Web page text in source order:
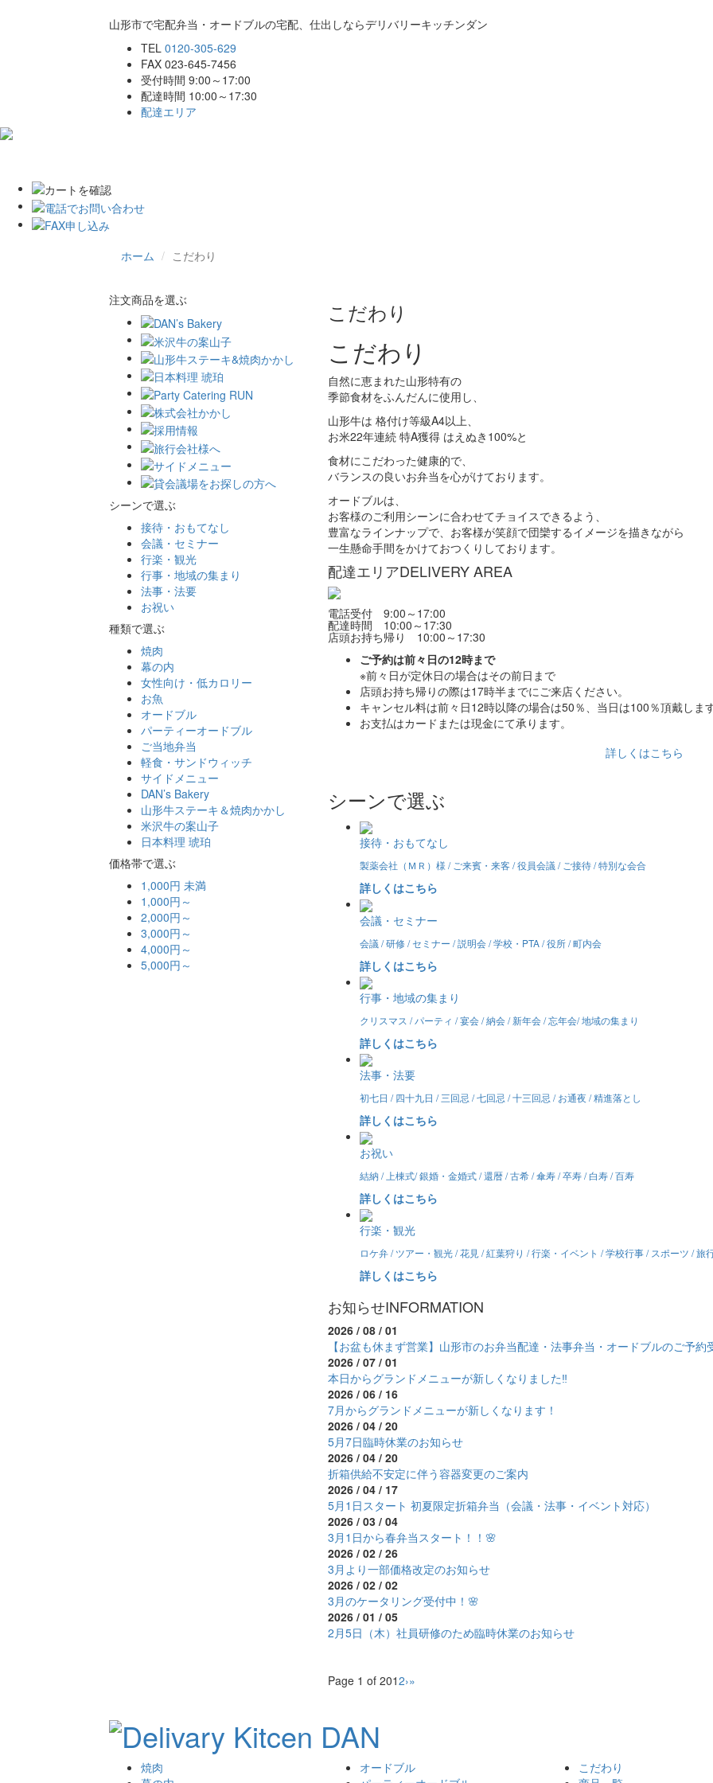
山形市で宅配弁当・オードブルの宅配、仕出しならデリバリーキッチンダン
TEL 0120-305-629
FAX 023-645-7456
受付時間 9:00～17:00
配達時間 10:00～17:30
配達エリア
ホーム こだわり
こだわり
こだわり
自然に恵まれた山形特有の
季節食材をふんだんに使用し、
山形牛は 格付け等級A4以上、
お米22年連続 特A獲得 はえぬき100%と
食材にこだわった健康的で、
バランスの良いお弁当を心がけております。
オードブルは、
お客様のご利用シーンに合わせてチョイスできるよう、
豊富なラインナップで、お客様が笑顔で団欒するイメージを描きながら
一生懸命手間をかけておつくりしております。
配達エリアDELIVERY AREA
電話受付 9:00～17:00
配達時間 10:00～17:30
店頭お持ち帰り 10:00～17:30
ご予約は前々日の12時まで
※前々日が定休日の場合はその前日まで
店頭お持ち帰りの際は17時半までにご来店ください。
キャンセル料は前々日12時以降の場合は50％、当日は100％頂戴しま
お支払はカードまたは現金にて承ります。
詳しくはこちら
シーンで選ぶ
接待・おもてなし
製薬会社（ＭＲ）様 / ご来賓・来客 / 役員会議 / ご接待 / 特別な会合
詳しくはこちら
会議・セミナー
会議 / 研修 / セミナー / 説明会 / 学校・PTA / 役所 / 町内会
詳しくはこちら
行事・地域の集まり
クリスマス / パーティ / 宴会 / 納会 / 新年会 / 忘年会/ 地域の集まり
詳しくはこちら
法事・法要
初七日 / 四十九日 / 三回忌 / 七回忌 / 十三回忌 / お通夜 / 精進落とし
詳しくはこちら
お祝い
結納 / 上棟式/ 銀婚・金婚式 / 還暦 / 古希 / 傘寿 / 卒寿 / 白寿 / 百寿
詳しくはこちら
行楽・観光
ロケ弁 / ツアー・観光 / 花見 / 紅葉狩り / 行楽・イベント / 学校行事 / スポーツ / 旅
詳しくはこちら
お知らせINFORMATION
2026 / 08 / 01
【お盆も休まず営業】山形市のお弁当配達・法事弁当・オードブルのご予約
2026 / 07 / 01
本日からグランドメニューが新しくなりました‼
2026 / 06 / 16
7月からグランドメニューが新しくなります！
2026 / 04 / 20
5月7日臨時休業のお知らせ
2026 / 04 / 20
折箱供給不安定に伴う容器変更のご案内
2026 / 04 / 17
5月1日スタート 初夏限定折箱弁当（会議・法事・イベント対応）
2026 / 03 / 04
3月1日から春弁当スタート！！🌸
2026 / 02 / 26
3月より一部価格改定のお知らせ
2026 / 02 / 02
3月のケータリング受付中！🌸
2026 / 01 / 05
2月5日（木）社員研修のため臨時休業のお知らせ
Page 1 of 2012›»
注文商品を選ぶ
シーンで選ぶ
接待・おもてなし
会議・セミナー
行楽・観光
行事・地域の集まり
法事・法要
お祝い
種類で選ぶ
焼肉
幕の内
女性向け・低カロリー
お魚
オードブル
パーティーオードブル
ご当地弁当
軽食・サンドウィッチ
サイドメニュー
DAN’s Bakery
山形牛ステーキ＆焼肉かかし
米沢牛の案山子
日本料理 琥珀
価格帯で選ぶ
1,000円 未満
1,000円～
2,000円～
3,000円～
4,000円～
5,000円～
焼肉
オードブル
こだわり